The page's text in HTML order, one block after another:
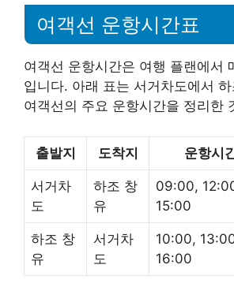
여객선 운항시간표
여객선 운항시간은 여행 플랜에서
입니다. 아래 표는 서거차도에서
여객선의 주요 운항시간을 정리한
출발지 도착지 운항시
서거차
도
하조 창
유
09:00,
15:00
하조 창
유
서거차
도
10:00,
16:00